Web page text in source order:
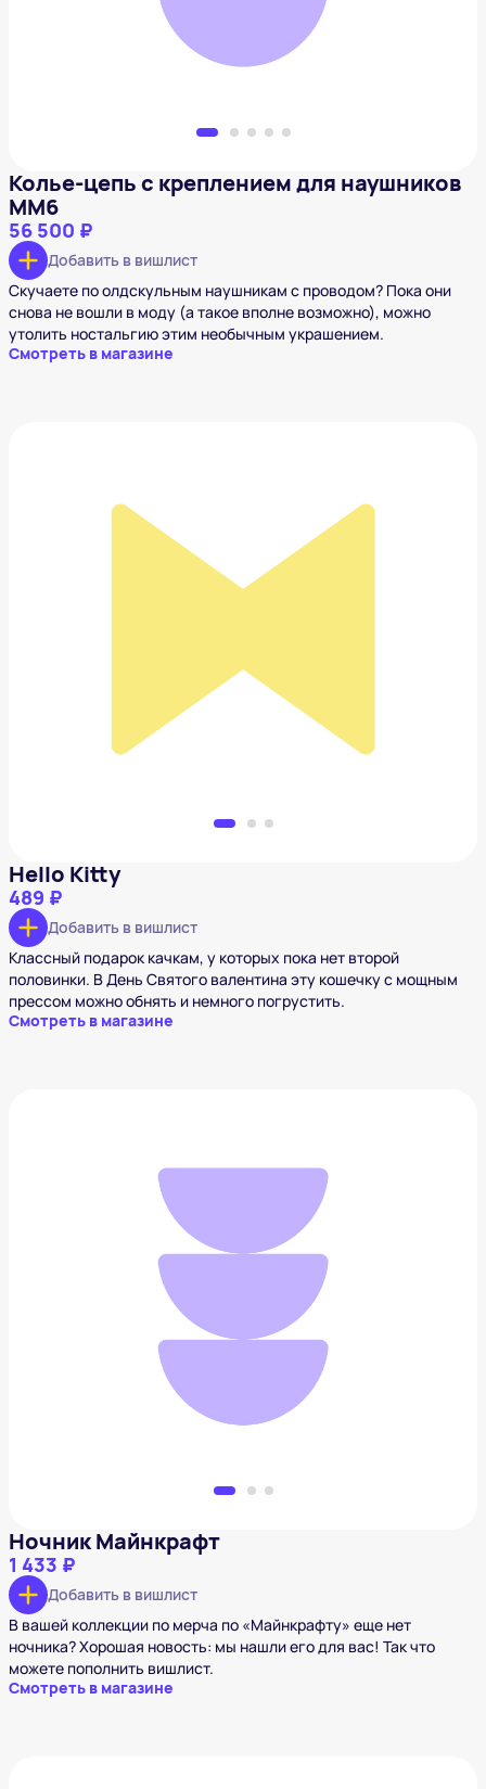
Колье-цепь с креплением для наушников
MM6
56 500 ₽
Добавить в вишлист
Скучаете по олдскульным наушникам с проводом? Пока они
снова не вошли в моду (а такое вполне возможно), можно
утолить ностальгию этим необычным украшением.
Смотреть в магазине
Добавить в вишлист
Hello Kitty
489 ₽
Добавить в вишлист
Классный подарок качкам, у которых пока нет второй
половинки. В День Святого валентина эту кошечку с мощным
прессом можно обнять и немного погрустить.
Смотреть в магазине
Ночник Майнкрафт
Ночник Майнкрафт
1 433 ₽
Добавить в вишлист
В вашей коллекции по мерча по «Майнкрафту» еще нет
ночника? Хорошая новость: мы нашли его для вас! Так что
можете пополнить вишлист.
Смотреть в магазине